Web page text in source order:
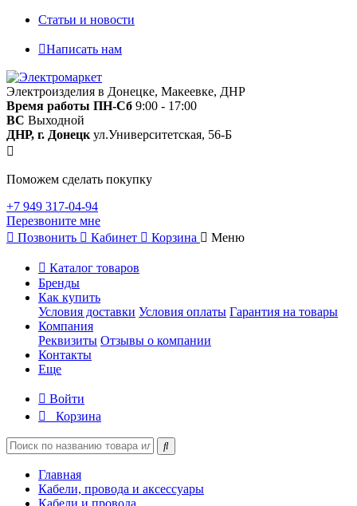
Статьи и новости
Написать нам
Электроизделия в Донецке, Макеевке, ДНР
Время работы ПН-Сб 9:00 - 17:00
ВС Выходной
ДНР, г. Донецк ул.Университетская, 56-Б
Поможем сделать покупку
+7 949 317-04-94
Перезвоните мне
Позвонить
Кабинет Корзина Меню
Каталог товаров
Бренды
Как купить
Условия доставки Условия оплаты Гарантия на товары
Компания
Реквизиты Отзывы о компании
Контакты
Еще
Войти
Корзина
Главная
Кабели, провода и аксессуары
Кабели и провода